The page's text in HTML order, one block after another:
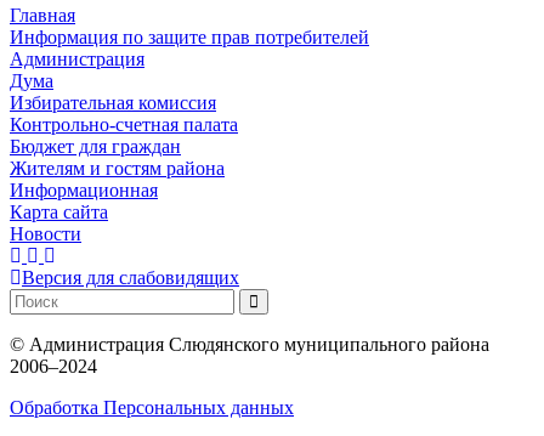
Главная
Информация по защите прав потребителей
Администрация
Дума
Избирательная комиссия
Контрольно-счетная палата
Бюджет для граждан
Жителям и гостям района
Информационная
Карта сайта
Новости
Версия для слабовидящих
© Администрация Слюдянского муниципального района
2006–2024
Обработка Персональных данных